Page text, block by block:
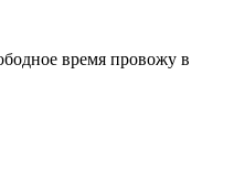
время провожу в